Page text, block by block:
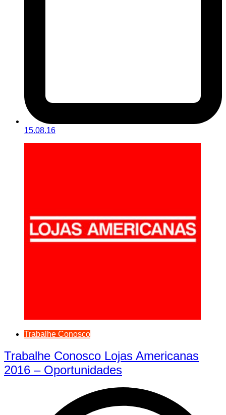
15.08.16
Trabalhe Conosco
Trabalhe Conosco Lojas Americanas
2016 – Oportunidades